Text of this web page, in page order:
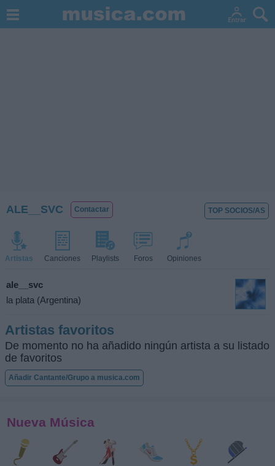
ALE__SVC Contactar TOP SOCIOS/AS
Artistas Canciones Playlists Foros Opiniones
ale__svc
la plata (Argentina)
Artistas favoritos
De momento no ha añadido ningún artista a su listado
de favoritos
Añadir Cantante/Grupo a musica.com
Nueva Música